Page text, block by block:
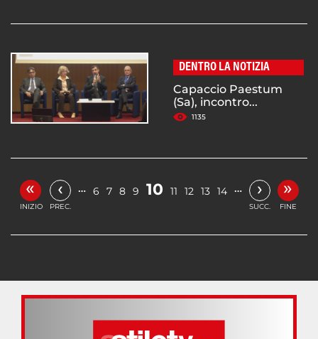
DENTRO LA NOTIZIA
Capaccio Paestum
(Sa), incontro...
1135
«
INIZIO
‹
PREC.
… 6 7 8 9 10 11 12 13 14 … ›
SUCC.
»
FINE